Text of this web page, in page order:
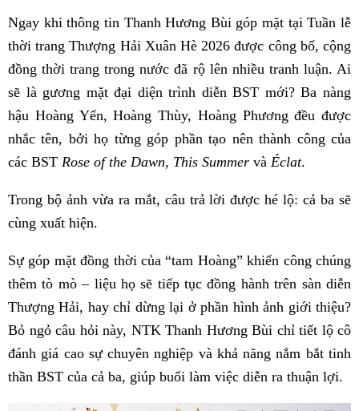
Ngay khi thông tin Thanh Hương Bùi góp mặt tại Tuần lễ
thời trang Thượng Hải Xuân Hè 2026 được công bố, cộng
đồng thời trang trong nước đã rộ lên nhiều tranh luận. Ai
sẽ là gương mặt đại diện trình diễn BST mới? Ba nàng
hậu Hoàng Yến, Hoàng Thùy, Hoàng Phương đều được
nhắc tên, bởi họ từng góp phần tạo nên thành công của
các BST Rose of the Dawn, This Summer và Éclat.
Trong bộ ảnh vừa ra mắt, câu trả lời được hé lộ: cả ba sẽ
cùng xuất hiện.
Sự góp mặt đồng thời của “tam Hoàng” khiến công chúng
thêm tò mò – liệu họ sẽ tiếp tục đồng hành trên sàn diễn
Thượng Hải, hay chỉ dừng lại ở phần hình ảnh giới thiệu?
Bỏ ngỏ câu hỏi này, NTK Thanh Hương Bùi chỉ tiết lộ cô
đánh giá cao sự chuyên nghiệp và khả năng nắm bắt tinh
thần BST của cả ba, giúp buổi làm việc diễn ra thuận lợi.